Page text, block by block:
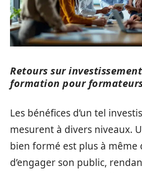
Retours sur
formation pour
Les bénéfices d’un tel
mesurent à divers niveaux.
bien formé est plus à même
d’engager son public,